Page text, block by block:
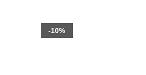
-10%